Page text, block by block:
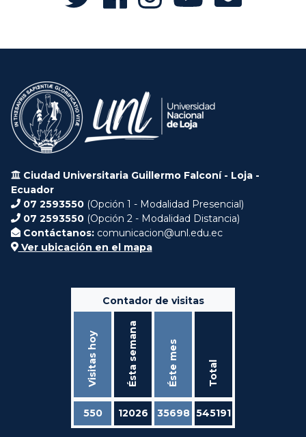
Ciudad Universitaria Guillermo Falconí - Loja -
Ecuador
07 2593550 (Opción 1 - Modalidad Presencial)
07 2593550 (Opción 2 - Modalidad Distancia)
Contáctanos: comunicacion@unl.edu.ec
Ver ubicación en el mapa
Contador de visitas
Visitas hoy Ésta semana Éste mes Total
550 12026 35698 545191